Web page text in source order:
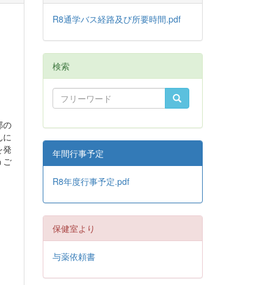
の
に
発
ご
R8通学バス経路及び所要時間.pdf
検索
年間行事予定
R8年度行事予定.pdf
保健室より
与薬依頼書